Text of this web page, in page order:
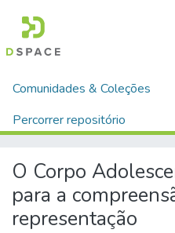
Comunidades & Coleções
Percorrer repositório
Página inicial
Ciências do
O Corpo
para a
representação